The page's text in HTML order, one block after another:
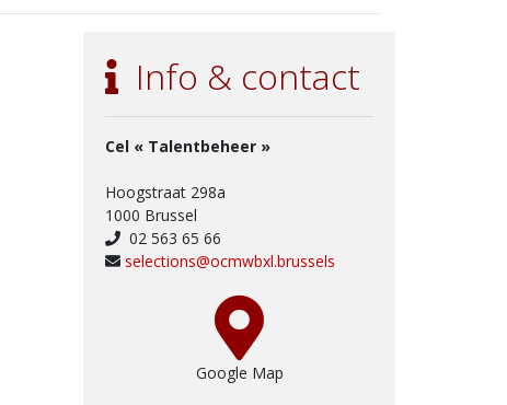
Info & contact
Cel « Talentbeheer »
Hoogstraat 298a
1000 Brussel
02 563 65 66
selections@ocmwbxl.brussels
Google Map